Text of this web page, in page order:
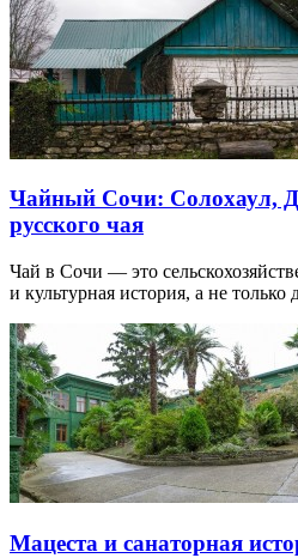
Чайный Сочи: Солохаул,
русского чая
Чай в Сочи — это
и культурная история, а не только
Мацеста и санаторная